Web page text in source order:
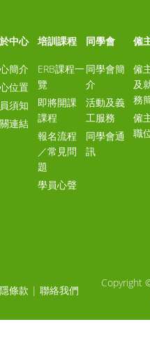
中心
簡介
位置
須知
連結
培訓課程
ERB課程一
覽
即將開課
課程
報名流程
／常見問
題
學員心聲
同學會
同學會簡
介
活動及義
工服務
同學會通
訊
僱
僱
及
務
僱
職
條款 | 聯絡我們
Copyright